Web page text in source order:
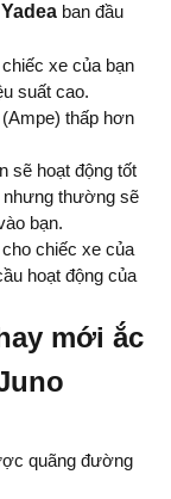
ban đầu
xe của bạn
suất cao.
thấp hơn
sẽ hoạt động tốt
thường sẽ
bạn.
chiếc xe của
hoạt động của
mới ắc
quãng đường